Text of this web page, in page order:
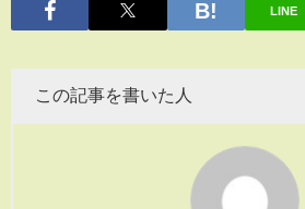
LINE
この記事を書いた人